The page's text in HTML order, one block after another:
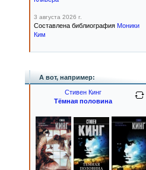
3 августа 2026 г.
Составлена библиография Моники
Ким
А вот, например:
Стивен Кинг
Тёмная половина